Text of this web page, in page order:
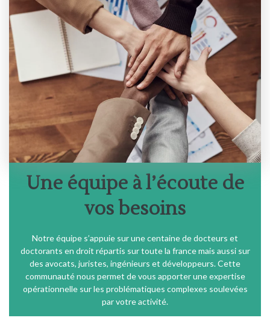
Une équipe à l’écoute de
vos besoins
Notre équipe s’appuie sur une centaine de docteurs et
doctorants en droit répartis sur toute la france mais aussi sur
des avocats, juristes, ingénieurs et développeurs. Cette
communauté nous permet de vous apporter une expertise
opérationnelle sur les problématiques complexes soulevées
par votre activité.